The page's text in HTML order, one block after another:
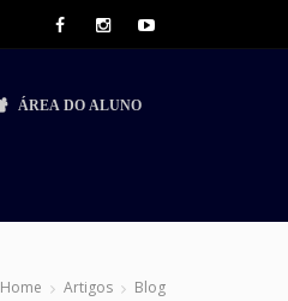
ÁREA DO ALUNO
Home Artigos Blog